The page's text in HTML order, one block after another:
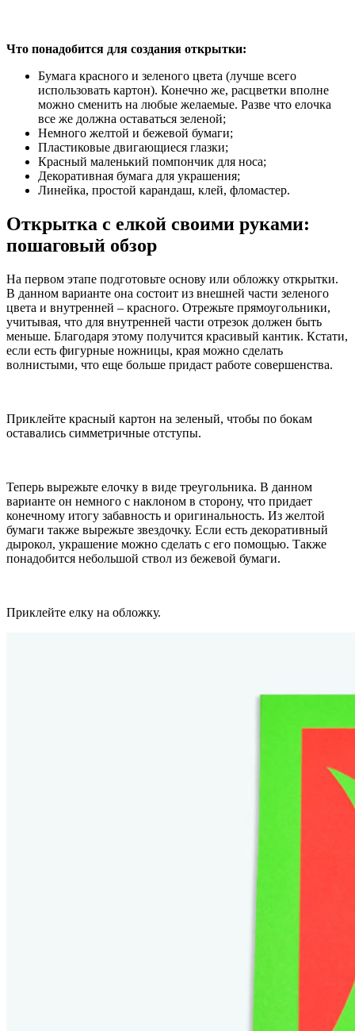
Что понадобится для создания открытки:
Бумага красного и зеленого цвета (лучше всего
использовать картон). Конечно же, расцветки вполне
можно сменить на любые желаемые. Разве что елочка
все же должна оставаться зеленой;
Немного желтой и бежевой бумаги;
Пластиковые двигающиеся глазки;
Красный маленький помпончик для носа;
Декоративная бумага для украшения;
Линейка, простой карандаш, клей, фломастер.
Открытка с елкой своими руками:
пошаговый обзор
На первом этапе подготовьте основу или обложку открытки.
В данном варианте она состоит из внешней части зеленого
цвета и внутренней – красного. Отрежьте прямоугольники,
учитывая, что для внутренней части отрезок должен быть
меньше. Благодаря этому получится красивый кантик. Кстати,
если есть фигурные ножницы, края можно сделать
волнистыми, что еще больше придаст работе совершенства.
Приклейте красный картон на зеленый, чтобы по бокам
оставались симметричные отступы.
Теперь вырежьте елочку в виде треугольника. В данном
варианте он немного с наклоном в сторону, что придает
конечному итогу забавность и оригинальность. Из желтой
бумаги также вырежьте звездочку. Если есть декоративный
дырокол, украшение можно сделать с его помощью. Также
понадобится небольшой ствол из бежевой бумаги.
Приклейте елку на обложку.